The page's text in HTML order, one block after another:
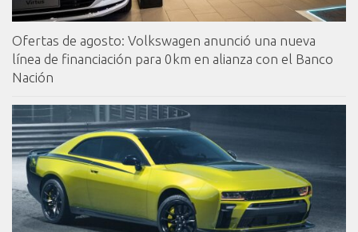
Ofertas de agosto: Volkswagen anunció una nueva
línea de financiación para 0km en alianza con el Banco
Nación